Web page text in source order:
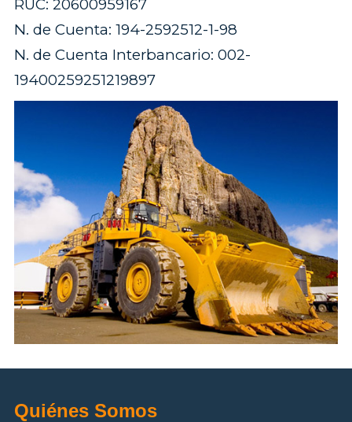
RUC: 20600959167
N. de Cuenta: 194-2592512-1-98
N. de Cuenta Interbancario: 002-
19400259251219897
Quiénes Somos